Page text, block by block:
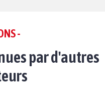
-
par d'autres